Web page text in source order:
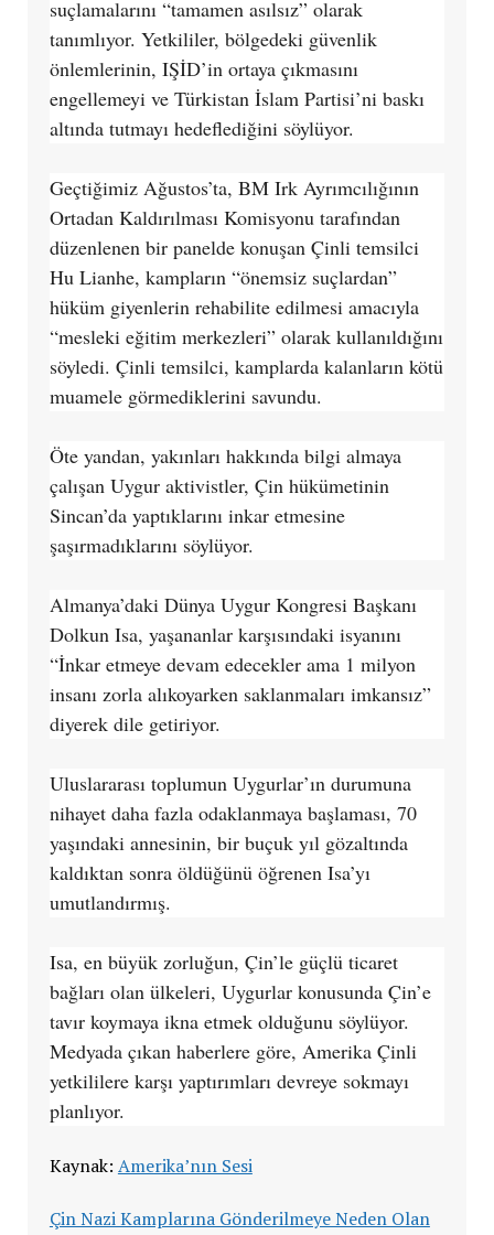
suçlamalarını “tamamen asılsız” olarak
tanımlıyor. Yetkililer, bölgedeki güvenlik
önlemlerinin, IŞİD’in ortaya çıkmasını
engellemeyi ve Türkistan İslam Partisi’ni baskı
altında tutmayı hedeflediğini söylüyor.
Geçtiğimiz Ağustos’ta, BM Irk Ayrımcılığının
Ortadan Kaldırılması Komisyonu tarafından
düzenlenen bir panelde konuşan Çinli temsilci
Hu Lianhe, kampların “önemsiz suçlardan”
hüküm giyenlerin rehabilite edilmesi amacıyla
“mesleki eğitim merkezleri” olarak kullanıldığını
söyledi. Çinli temsilci, kamplarda kalanların kötü
muamele görmediklerini savundu.
Öte yandan, yakınları hakkında bilgi almaya
çalışan Uygur aktivistler, Çin hükümetinin
Sincan’da yaptıklarını inkar etmesine
şaşırmadıklarını söylüyor.
Almanya’daki Dünya Uygur Kongresi Başkanı
Dolkun Isa, yaşananlar karşısındaki isyanını
“İnkar etmeye devam edecekler ama 1 milyon
insanı zorla alıkoyarken saklanmaları imkansız”
diyerek dile getiriyor.
Uluslararası toplumun Uygurlar’ın durumuna
nihayet daha fazla odaklanmaya başlaması, 70
yaşındaki annesinin, bir buçuk yıl gözaltında
kaldıktan sonra öldüğünü öğrenen Isa’yı
umutlandırmış.
Isa, en büyük zorluğun, Çin’le güçlü ticaret
bağları olan ülkeleri, Uygurlar konusunda Çin’e
tavır koymaya ikna etmek olduğunu söylüyor.
Medyada çıkan haberlere göre, Amerika Çinli
yetkililere karşı yaptırımları devreye sokmayı
planlıyor.
Kaynak: Amerika’nın Sesi
Çin Nazi Kamplarına Gönderilmeye Neden Olan